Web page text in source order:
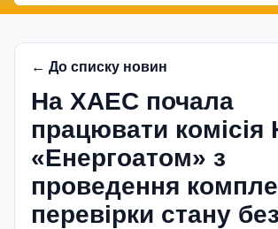
← До списку новин
На ХАЕС почала
працювати
«Енергоатом» з
проведення
перевірки стану